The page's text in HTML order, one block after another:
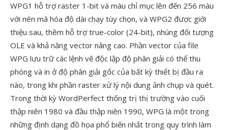
WPG1 hỗ trợ raster 1-bit và màu chỉ mục lên đến 256 màu
với nén mã hóa độ dài chạy tùy chọn, và WPG2 được giới
thiệu sau, thêm hỗ trợ true-color (24-bit), nhúng đối tượng
OLE và khả năng vector nâng cao. Phần vector của file
WPG lưu trữ các lệnh vẽ độc lập độ phân giải có thể thu
phóng và in ở độ phân giải gốc của bất kỳ thiết bị đầu ra
nào, trong khi phần raster xử lý nội dung ảnh chụp và quét.
Trong thời kỳ WordPerfect thống trị thị trường vào cuối
thập niên 1980 và đầu thập niên 1990, WPG là một trong
những định dạng đồ họa phổ biến nhất trong quy trình làm